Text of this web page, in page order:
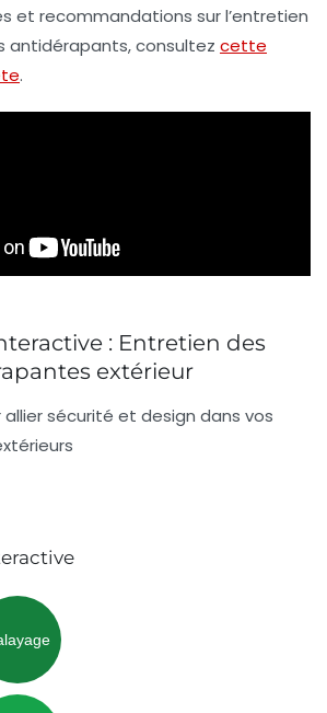
et recommandations sur l’entretien
antidérapants, consultez cette
.
: Entretien des
extérieur
allier sécurité et design dans vos